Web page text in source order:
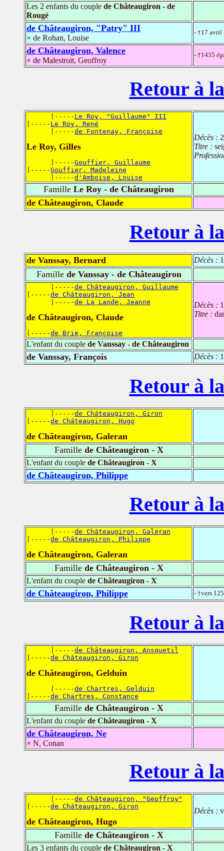
Les 2 enfants du couple de Châteaugiron - de
Rougé
de Châteaugiron, "Patry" III
× de Rohan, Louise
- †17
de Châteaugiron, Valence
× de Malestroit, Geoffroy
- †1435
Retour à
      |-----
Le Roy, "Guillaume" III
|----- Le Roy, René
      |-----
de Fontenay, Françoise
Le Roy, Gilles
      |-----
Gouffier, Guillaume
|-----Gouffier, Madeleine
      |-----
d'Amboise, Louise
Décès :
Titre :
Famille Le Roy - de Châteaugiron
de Châteaugiron, Claude
Retour à
de Vanssay, Bernard Décès :
Famillede Vanssay - de Châteaugiron
      |-----
de Châteaugiron, Guillaume
|-----de Châteaugiron, Jean
      |-----
de La Lande, Jeanne
de Châteaugiron, Claude
|-----de Brie, Françoise
Décès :
Titre :
L'enfant du couple de Vanssay - de Châteaugiron
de Vanssay, François Décès :
Retour à
      |-----
de Châteaugiron, Giron
|-----de Châteaugiron, Hugo
de Châteaugiron, Galeran
Famillede Châteaugiron - X
L'enfant du couple de Châteaugiron - X
de Châteaugiron, Philippe
Retour à
      |-----
de Châteaugiron, Galeran
|-----de Châteaugiron, Philippe
de Châteaugiron, Galeran
Famillede Châteaugiron - X
L'enfant du couple de Châteaugiron - X
de Châteaugiron, Philippe - †vers
Retour à
      |-----
de Châteaugiron, Ansquetil
|-----de Châteaugiron, Giron
de Châteaugiron, Gelduin
      |-----
de Chartres, Gelduin
|-----de Chartres, Constance
Famillede Châteaugiron - X
L'enfant du couple de Châteaugiron - X
de Châteaugiron, Ne
× N, Conan
Retour à
      |-----
de Châteaugiron, "Geoffroy"
|-----de Châteaugiron, Giron
de Châteaugiron, Hugo
Décès :
Famillede Châteaugiron - X
Les 3 enfants du couple de Châteaugiron - X